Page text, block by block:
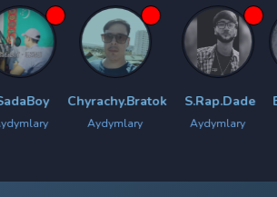
Chyrachy.Bratok
Aydymlary
S.Rap.Dade
Aydymlary
Begmyrat.K
Aydymlary